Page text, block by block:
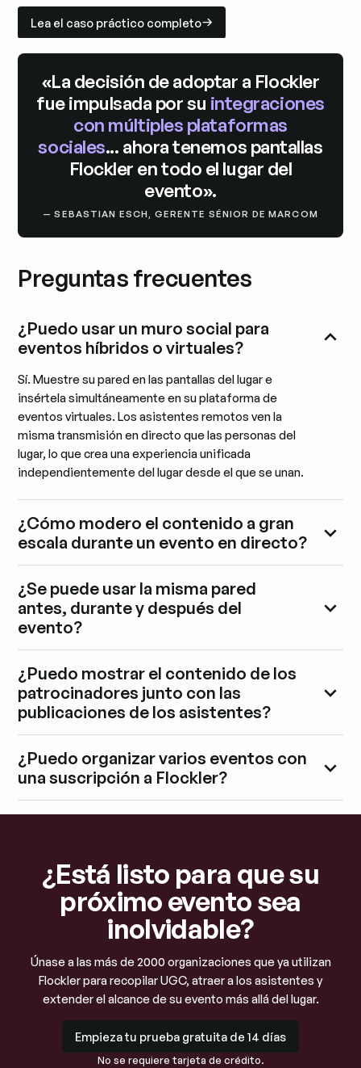
Lea el caso práctico completo
«La decisión de adoptar a Flockler
fue impulsada por su integraciones
con múltiples plataformas
sociales... ahora tenemos pantallas
Flockler en todo el lugar del
evento».
— SEBASTIAN ESCH, GERENTE SÉNIOR DE MARCOM
Preguntas frecuentes
¿Puedo usar un muro social para
eventos híbridos o virtuales?
Sí. Muestre su pared en las pantallas del lugar e
insértela simultáneamente en su plataforma de
eventos virtuales. Los asistentes remotos ven la
misma transmisión en directo que las personas del
lugar, lo que crea una experiencia unificada
independientemente del lugar desde el que se unan.
¿Cómo modero el contenido a gran
escala durante un evento en directo?
¿Se puede usar la misma pared
antes, durante y después del
evento?
¿Puedo mostrar el contenido de los
patrocinadores junto con las
publicaciones de los asistentes?
¿Puedo organizar varios eventos con
una suscripción a Flockler?
¿Está listo para que su
próximo evento sea
inolvidable?
Únase a las más de 2000 organizaciones que ya utilizan
Flockler para recopilar UGC, atraer a los asistentes y
extender el alcance de su evento más allá del lugar.
Empieza tu prueba gratuita de 14 días
No se requiere tarjeta de crédito.